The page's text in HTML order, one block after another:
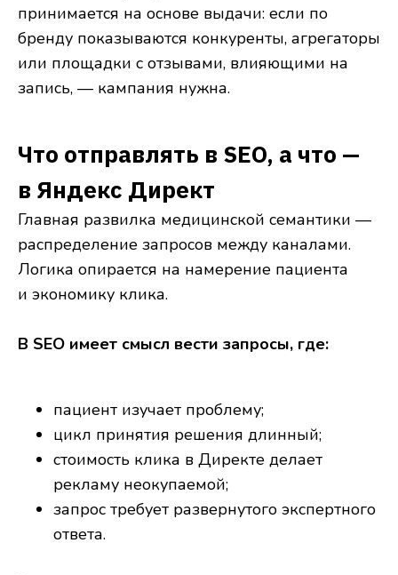
принимается на основе выдачи: если по
бренду показываются конкуренты, агрегаторы
или площадки с отзывами, влияющими на
запись, — кампания нужна.
Что отправлять в SEO, а что —
в Яндекс Директ
Главная развилка медицинской семантики —
распределение запросов между каналами.
Логика опирается на намерение пациента
и экономику клика.
В SEO имеет смысл вести запросы, где:
пациент изучает проблему;
цикл принятия решения длинный;
стоимость клика в Директе делает
рекламу неокупаемой;
запрос требует развернутого экспертного
ответа.